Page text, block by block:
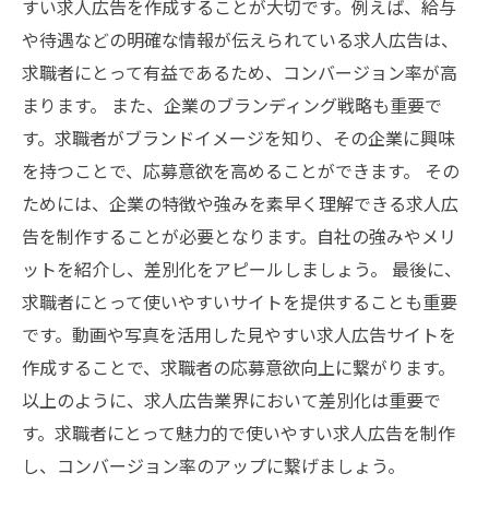
すい求人広告を作成することが大切です。例えば、給与
や待遇などの明確な情報が伝えられている求人広告は、
求職者にとって有益であるため、コンバージョン率が高
まります。 また、企業のブランディング戦略も重要で
す。求職者がブランドイメージを知り、その企業に興味
を持つことで、応募意欲を高めることができます。 その
ためには、企業の特徴や強みを素早く理解できる求人広
告を制作することが必要となります。自社の強みやメリ
ットを紹介し、差別化をアピールしましょう。 最後に、
求職者にとって使いやすいサイトを提供することも重要
です。動画や写真を活用した見やすい求人広告サイトを
作成することで、求職者の応募意欲向上に繋がります。
以上のように、求人広告業界において差別化は重要で
す。求職者にとって魅力的で使いやすい求人広告を制作
し、コンバージョン率のアップに繋げましょう。